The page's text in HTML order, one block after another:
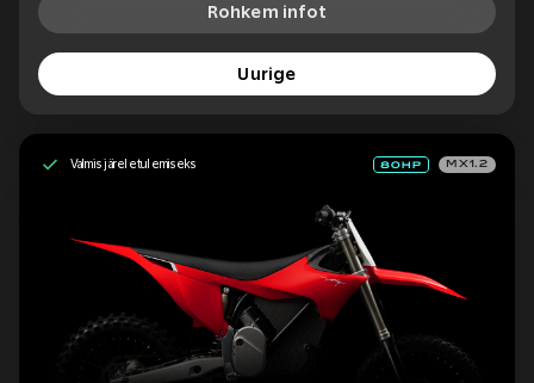
Rohkem infot
Uurige
Valmis järeletulemiseks MX1.2